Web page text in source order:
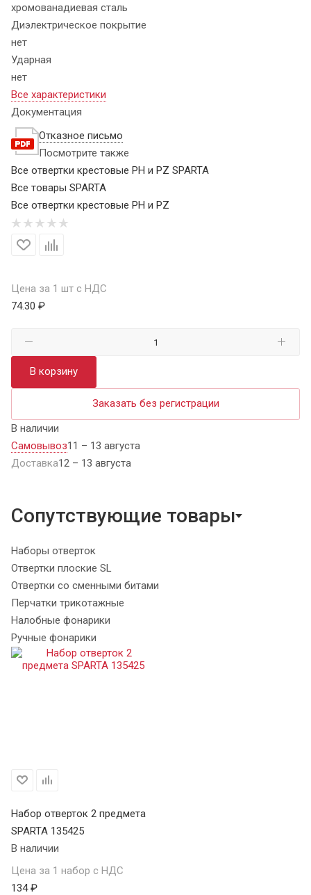
хромованадиевая сталь
Диэлектрическое покрытие
нет
Ударная
нет
Все характеристики
Документация
Отказное письмо
Посмотрите также
Все отвертки крестовые PH и PZ SPARTA
Все товары SPARTA
Все отвертки крестовые PH и PZ
Цена за 1 шт с НДС
74.30 ₽
В корзину
Заказать без регистрации
В наличии
Самовывоз11 – 13 августа
Доставка12 – 13 августа
Сопутствующие товары
Наборы отверток
Отвертки плоские SL
Отвертки со сменными битами
Перчатки трикотажные
Налобные фонарики
Ручные фонарики
Набор отверток 2 предмета
SPARTA 135425
В наличии
Цена за 1 набор с НДС
134 ₽